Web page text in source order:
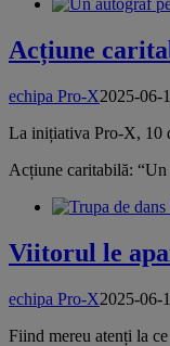
Acțiune
echipa Pro-X2025-06-
La inițiativa Pro-X, 10
Acțiune caritabilă:
Viitorul le
echipa Pro-X2025-06-
Fiind mereu atenți la